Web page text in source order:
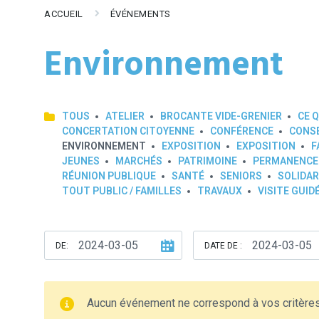
ACCUEIL ÉVÉNEMENTS
Environnement
TOUS ATELIER BROCANTE VIDE-GRENIER CE
CONCERTATION CITOYENNE
CONFÉRENCE
ENVIRONNEMENT
EXPOSITION EXPOSITION
JEUNES
MARCHÉS PATRIMOINE
RÉUNION PUBLIQUE
SANTÉ SENIORS
TOUT PUBLIC / FAMILLES
TRAVAUX VISITE
DE: DATE DE :
Aucun événement ne correspond à vos